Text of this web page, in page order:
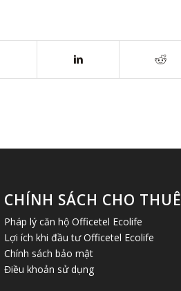
CHÍNH SÁCH CHO THUÊ
Pháp lý căn hộ Officetel Ecolife
Lợi ích khi đầu tư Officetel Ecolife
Chính sách bảo mật
Điều khoản sử dụng